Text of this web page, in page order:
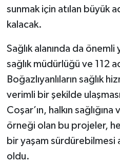
sunmak için atılan büyük
kalacak.
Sağlık alanında da önemli
sağlık müdürlüğü ve 112
Boğazlıyanlıların sağlık
verimli bir şekilde
Coşar’ın, halkın
örneği olan bu projeler,
bir yaşam sürdürebilmesi
oldu.